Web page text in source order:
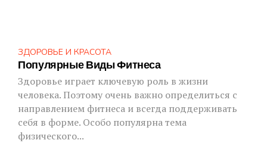
ЗДОРОВЬЕ И КРАСОТА
Популярные Виды Фитнеса
Здоровье играет ключевую роль в жизни
человека. Поэтому очень важно определиться с
направлением фитнеса и всегда поддерживать
себя в форме. Особо популярна тема
физического...